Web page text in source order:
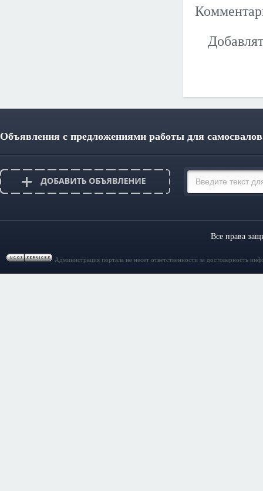
Объявления с предложениями работы для
Все права
Администрация портала не несет ответственности за достоверность